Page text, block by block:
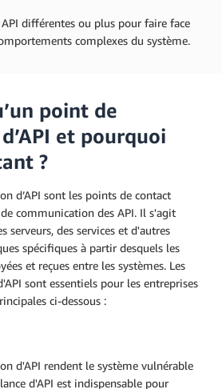
différentes ou plus pour faire face
complexes du système.
point de
et pourquoi
?
d’API sont les points de contact
communication des API. Il s'agit
serveurs, des services et d'autres
spécifiques à partir desquels les
et reçues entre les systèmes. Les
sont essentiels pour les entreprises
ci-dessous :
d'API rendent le système vulnérable
d'API est indispensable pour